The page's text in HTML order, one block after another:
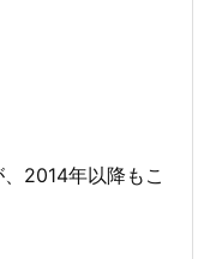
2014年以降もこ